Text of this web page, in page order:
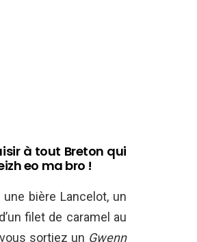
à tout Breton qui
eo ma bro !
bière Lancelot, un
filet de caramel au
sortiez un Gwenn